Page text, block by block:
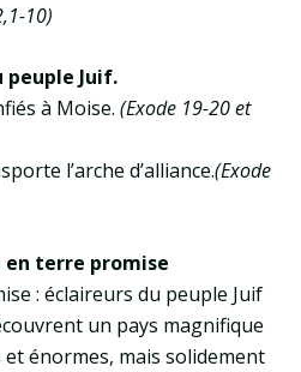
10)
peuple Juif.
à Moise. (Exode 19-20 et
l’arche d’alliance.(Exode
terre promise
: éclaireurs du peuple Juif
un pays magnifique
énormes, mais solidement